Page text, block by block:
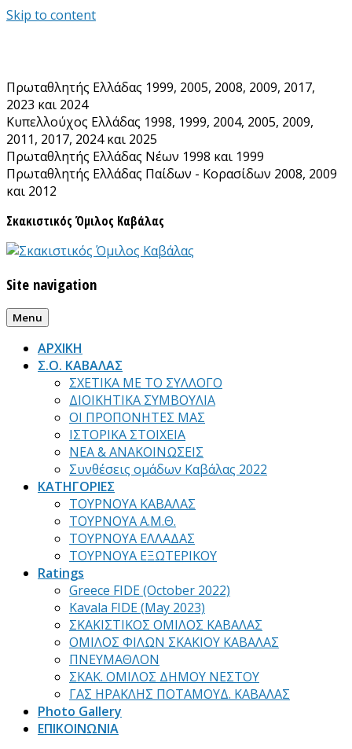
Skip to content
Πρωταθλητής Ελλάδας 1999, 2005, 2008, 2009, 2017,
2023 και 2024
Κυπελλούχος Ελλάδας 1998, 1999, 2004, 2005, 2009,
2011, 2017, 2024 και 2025
Πρωταθλητής Ελλάδας Νέων 1998 και 1999
Πρωταθλητής Ελλάδας Παίδων - Κορασίδων 2008, 2009
και 2012
Σκακιστικός Όμιλος Καβάλας
Site navigation
Menu
ΑΡΧΙΚΗ
Σ.Ο. ΚΑΒΑΛΑΣ
ΣΧΕΤΙΚΑ ΜΕ ΤΟ ΣΥΛΛΟΓΟ
ΔΙΟΙΚΗΤΙΚΑ ΣΥΜΒΟΥΛΙΑ
ΟΙ ΠΡΟΠΟΝΗΤΕΣ ΜΑΣ
ΙΣΤΟΡΙΚΑ ΣΤΟΙΧΕΙΑ
ΝΕΑ & ΑΝΑΚΟΙΝΩΣΕΙΣ
Συνθέσεις ομάδων Καβάλας 2022
ΚΑΤΗΓΟΡΙΕΣ
ΤΟΥΡΝΟΥΑ ΚΑΒΑΛΑΣ
ΤΟΥΡΝΟΥΑ Α.Μ.Θ.
ΤΟΥΡΝΟΥΑ ΕΛΛΑΔΑΣ
ΤΟΥΡΝΟΥΑ ΕΞΩΤΕΡΙΚΟΥ
Ratings
Greece FIDE (October 2022)
Kavala FIDE (May 2023)
ΣΚΑΚΙΣΤΙΚΟΣ ΟΜΙΛΟΣ ΚΑΒΑΛΑΣ
ΟΜΙΛΟΣ ΦΙΛΩΝ ΣΚΑΚΙΟΥ ΚΑΒΑΛΑΣ
ΠΝΕΥΜΑΘΛΟΝ
ΣΚΑΚ. ΟΜΙΛΟΣ ΔΗΜΟΥ ΝΕΣΤΟΥ
ΓΑΣ ΗΡΑΚΛΗΣ ΠΟΤΑΜΟΥΔ. ΚΑΒΑΛΑΣ
Photo Gallery
ΕΠΙΚΟΙΝΩΝΙΑ